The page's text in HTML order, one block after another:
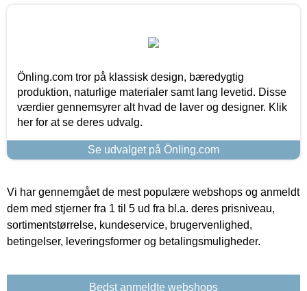
Önling.com tror på klassisk design, bæredygtig
produktion, naturlige materialer samt lang levetid. Disse
værdier gennemsyrer alt hvad de laver og designer. Klik
her for at se deres udvalg.
Se udvalget på Önling.com
Vi har gennemgået de mest populære webshops og anmeldt
dem med stjerner fra 1 til 5 ud fra bl.a. deres prisniveau,
sortimentstørrelse, kundeservice, brugervenlighed,
betingelser, leveringsformer og betalingsmuligheder.
Bedst anmeldte webshops